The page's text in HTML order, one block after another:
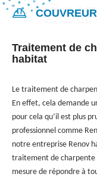
COUVREUR
Traitement de
habitat
Le traitement de
En effet, cela demande
pour cela qu’il est plus
professionnel comme
notre entreprise Renov
traitement de charpente
mesure de répondre à